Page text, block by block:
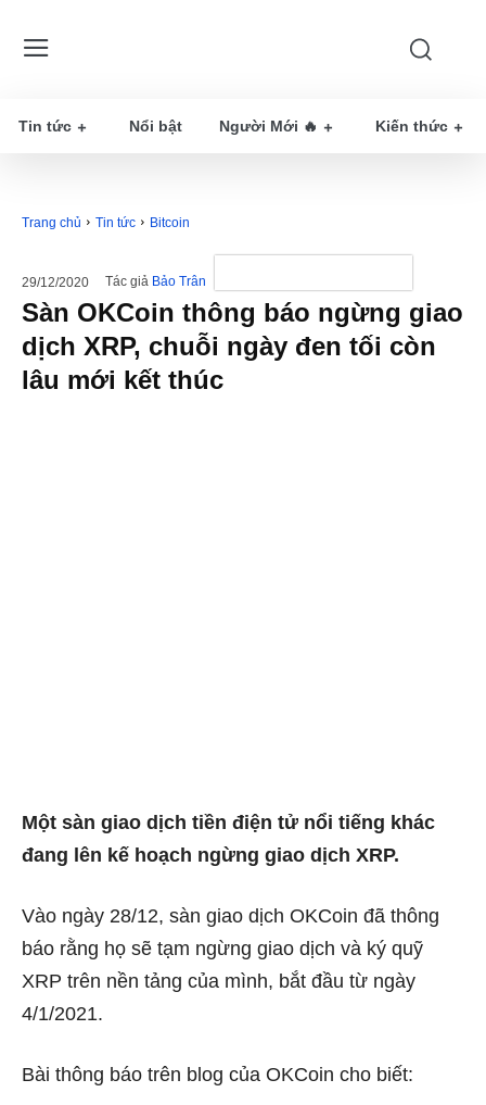
Tin tức Nổi bật Người Mới 🔥 Kiến thức
Trang chủ Tin tức Bitcoin
29/12/2020 Tác giả Bảo Trân
Sàn OKCoin thông báo ngừng giao
dịch XRP, chuỗi ngày đen tối còn
lâu mới kết thúc
Một sàn giao dịch tiền điện tử nổi tiếng khác
đang lên kế hoạch ngừng giao dịch XRP.
Vào ngày 28/12, sàn giao dịch OKCoin đã thông
báo rằng họ sẽ tạm ngừng giao dịch và ký quỹ
XRP trên nền tảng của mình, bắt đầu từ ngày
4/1/2021.
Bài thông báo trên blog của OKCoin cho biết: